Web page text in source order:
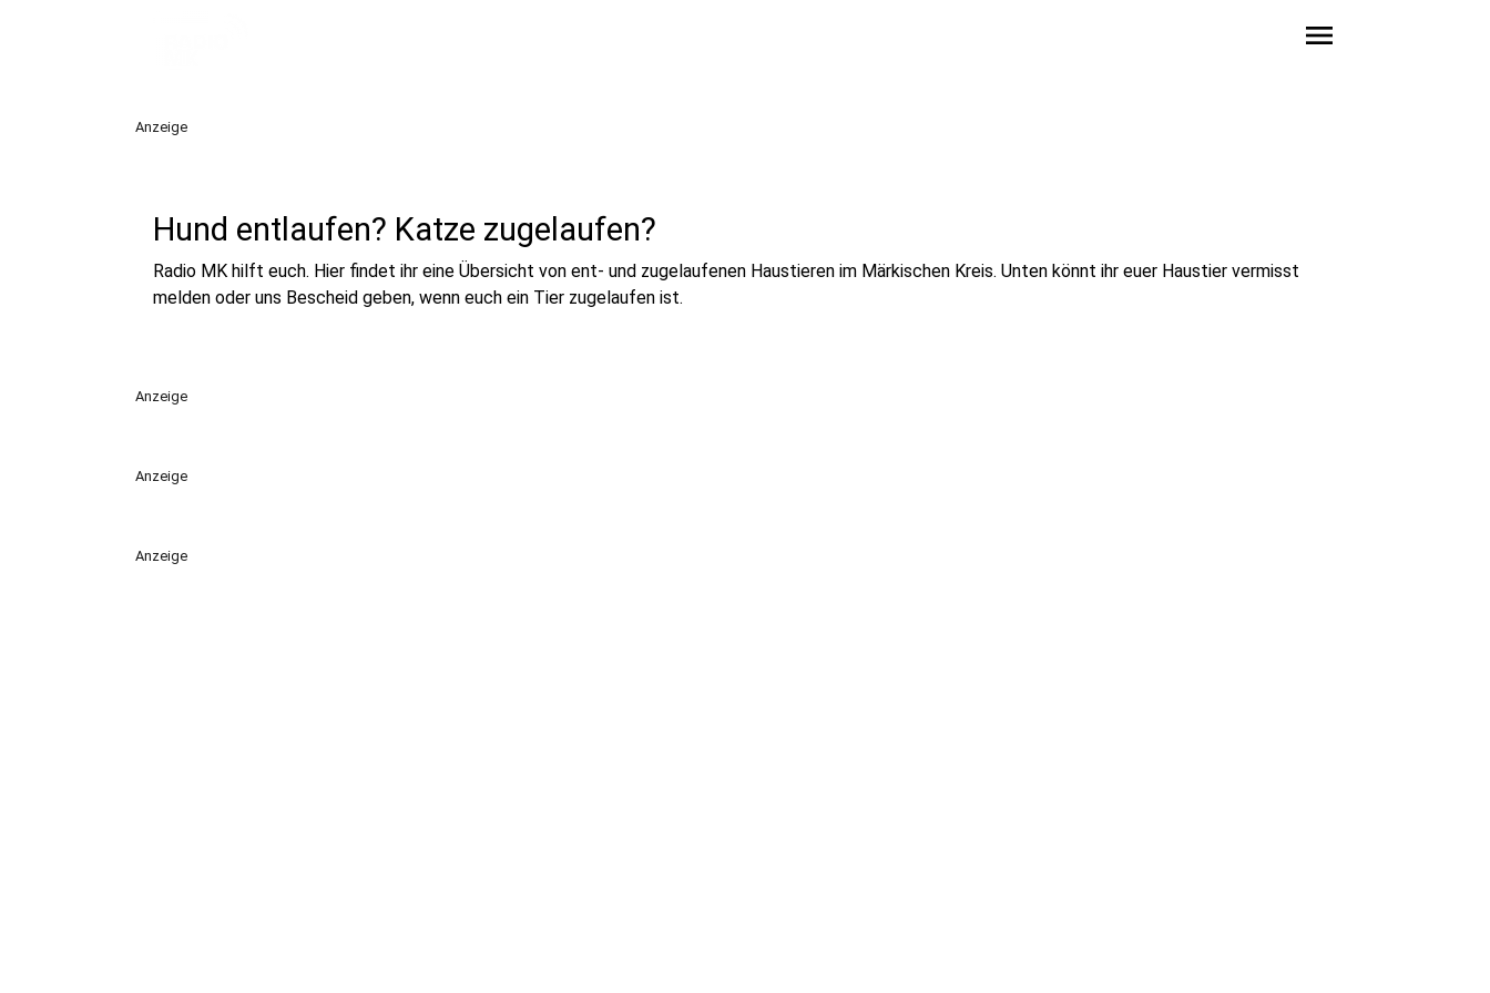
menu
Anzeige
Hund entlaufen? Katze zugelaufen?
Radio MK hilft euch. Hier findet ihr eine Übersicht von ent- und zugelaufenen Haustieren im Märkischen Kreis. Unten könnt ihr euer Haustier vermisst
melden oder uns Bescheid geben, wenn euch ein Tier zugelaufen ist.
Anzeige
Anzeige
Anzeige